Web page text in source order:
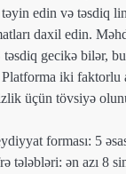
edin və təsdiq
daxil edin.
gecikə bilər,
iki faktorlu
üçün tövsiyə
forması: 5
tələbləri: ən azı 8